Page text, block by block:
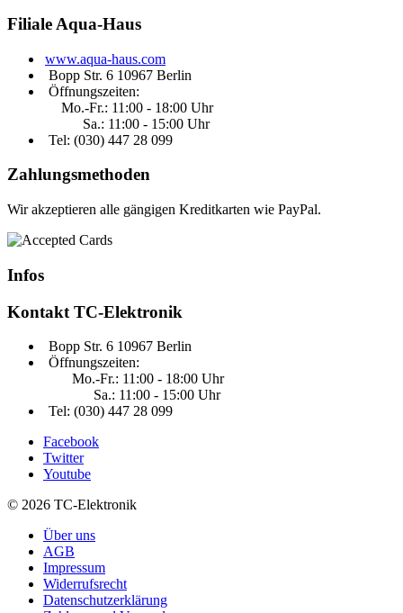
Filiale Aqua-Haus
www.aqua-haus.com
Bopp Str. 6 10967 Berlin
Öffnungszeiten:
Mo.-Fr.: 11:00 - 18:00 Uhr
Sa.: 11:00 - 15:00 Uhr
Tel: (030) 447 28 099
Zahlungsmethoden
Wir akzeptieren alle gängigen Kreditkarten wie PayPal.
Infos
Kontakt TC-Elektronik
Bopp Str. 6 10967 Berlin
Öffnungszeiten:
Mo.-Fr.: 11:00 - 18:00 Uhr
Sa.: 11:00 - 15:00 Uhr
Tel: (030) 447 28 099
Facebook
Twitter
Youtube
© 2026 TC-Elektronik
Über uns
AGB
Impressum
Widerrufsrecht
Datenschutzerklärung